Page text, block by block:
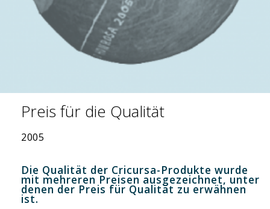
Preis für die Qualität
2005
Die Qualität der Cricursa-Produkte wurde
mit mehreren Preisen ausgezeichnet, unter
denen der Preis für Qualität zu erwähnen
ist.